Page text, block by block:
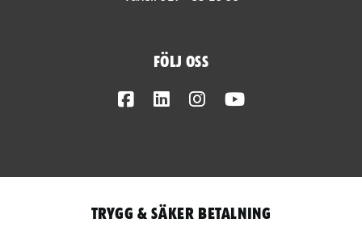
Följ oss
FacebookLinkedInInstagram
Trygg & säker betalning